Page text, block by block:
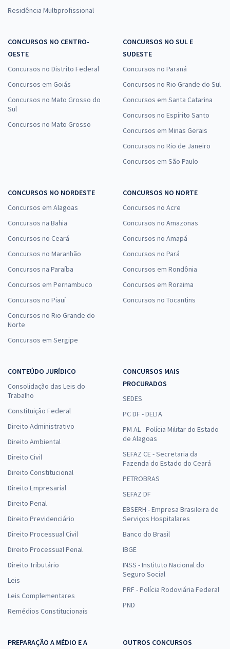
Residência Multiprofissional
CONCURSOS NO CENTRO-
OESTE
Concursos no Distrito Federal
Concursos em Goiás
Concursos no Mato Grosso do
Sul
Concursos no Mato Grosso
CONCURSOS NO SUL E
SUDESTE
Concursos no Paraná
Concursos no Rio Grande do Sul
Concursos em Santa Catarina
Concursos no Espírito Santo
Concursos em Minas Gerais
Concursos no Rio de Janeiro
Concursos em São Paulo
CONCURSOS NO NORDESTE
Concursos em Alagoas
Concursos na Bahia
Concursos no Ceará
Concursos no Maranhão
Concursos na Paraíba
Concursos em Pernambuco
Concursos no Piauí
Concursos no Rio Grande do
Norte
Concursos em Sergipe
CONCURSOS NO NORTE
Concursos no Acre
Concursos no Amazonas
Concursos no Amapá
Concursos no Pará
Concursos em Rondônia
Concursos em Roraima
Concursos no Tocantins
CONTEÚDO JURÍDICO
Consolidação das Leis do
Trabalho
Constituição Federal
Direito Administrativo
Direito Ambiental
Direito Civil
Direito Constitucional
Direito Empresarial
Direito Penal
Direito Previdenciário
Direito Processual Civil
Direito Processual Penal
Direito Tributário
Leis
Leis Complementares
Remédios Constitucionais
CONCURSOS MAIS
PROCURADOS
SEDES
PC DF - DELTA
PM AL - Polícia Militar do Estado
de Alagoas
SEFAZ CE - Secretaria da
Fazenda do Estado do Ceará
PETROBRAS
SEFAZ DF
EBSERH - Empresa Brasileira de
Serviços Hospitalares
Banco do Brasil
IBGE
INSS - Instituto Nacional do
Seguro Social
PRF - Polícia Rodoviária Federal
PND
PREPARAÇÃO A MÉDIO E A
OUTROS CONCURSOS